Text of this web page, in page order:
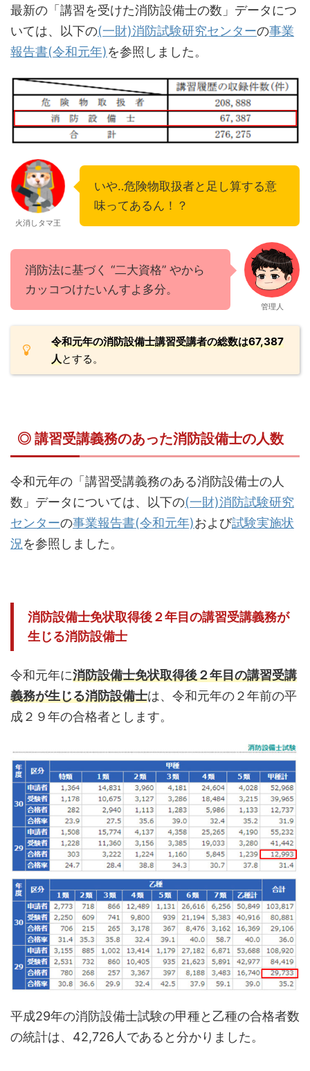
最新の「講習を受けた消防設備士の数」データにつ
いては、以下の(一財)消防試験研究センターの事業
報告書(令和元年)を参照しました。
火消しタマ王
いや‥危険物取扱者と足し算する意
味ってあるん！？
消防法に基づく “二大資格” やから
カッコつけたいんすよ多分。
管理人
令和元年の消防設備士講習受講者の総数は67,387
人とする。
◎ 講習受講義務のあった消防設備士の人数
令和元年の「講習受講義務のある消防設備士の人
数」データについては、以下の(一財)消防試験研究
センターの事業報告書(令和元年)および試験実施状
況を参照しました。
消防設備士免状取得後２年目の講習受講義務が
生じる消防設備士
令和元年に消防設備士免状取得後２年目の講習受講
義務が生じる消防設備士は、令和元年の２年前の平
成２９年の合格者とします。
平成29年の消防設備士試験の甲種と乙種の合格者数
の統計は、42,726人であると分かりました。